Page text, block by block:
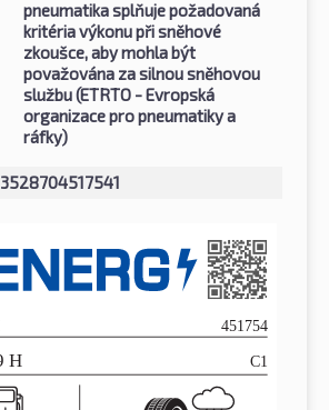
pneumatika splňuje požadovaná
kritéria výkonu při sněhové
zkoušce, aby mohla být
považována za silnou sněhovou
službu (ETRTO - Evropská
organizace pro pneumatiky a
ráfky)
3528704517541